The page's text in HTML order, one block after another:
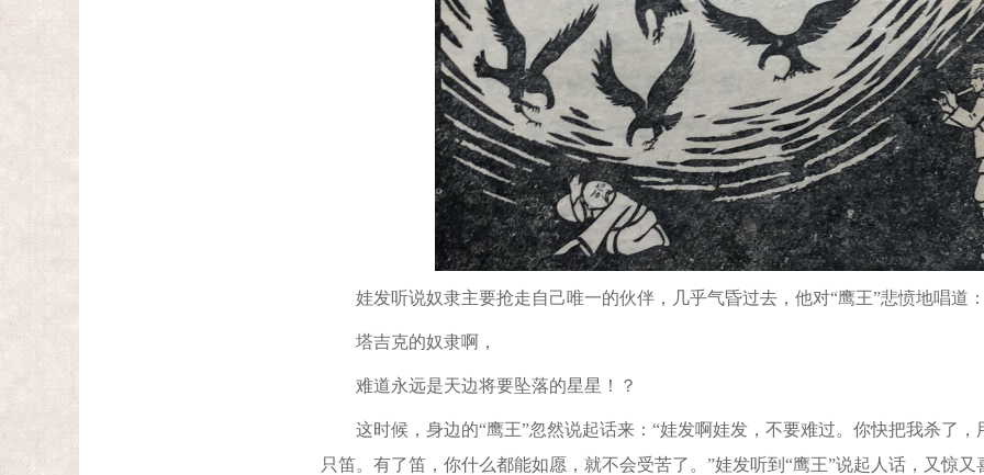
娃发听说奴隶主要抢走自己唯一的伙伴，几乎气昏过去，他对“鹰王”悲愤地唱道
塔吉克的奴隶啊，
难道永远是天边将要坠落的星星！？
这时候，身边的“鹰王”忽然说起话来：“娃发啊娃发，不要难过。你快把我杀了，
只笛。有了笛，你什么都能如愿，就不会受苦了。”娃发听到“鹰王”说起人话，又惊